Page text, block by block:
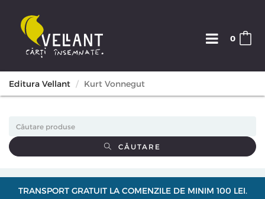
0
Editura Vellant Kurt Vonnegut
CĂUTARE
TRANSPORT GRATUIT LA COMENZILE DE MINIM 100 LEI.